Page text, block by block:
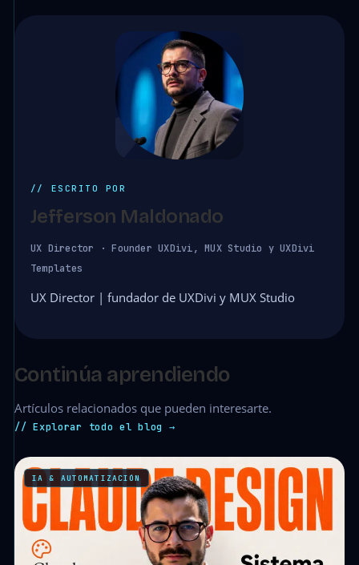
// ESCRITO POR
Jefferson Maldonado
UX Director · Founder UXDivi, MUX Studio y UXDivi
Templates
UX Director | fundador de UXDivi y MUX Studio
Continúa aprendiendo
Artículos relacionados que pueden interesarte.
// Explorar todo el blog →
IA & AUTOMATIZACIÓN